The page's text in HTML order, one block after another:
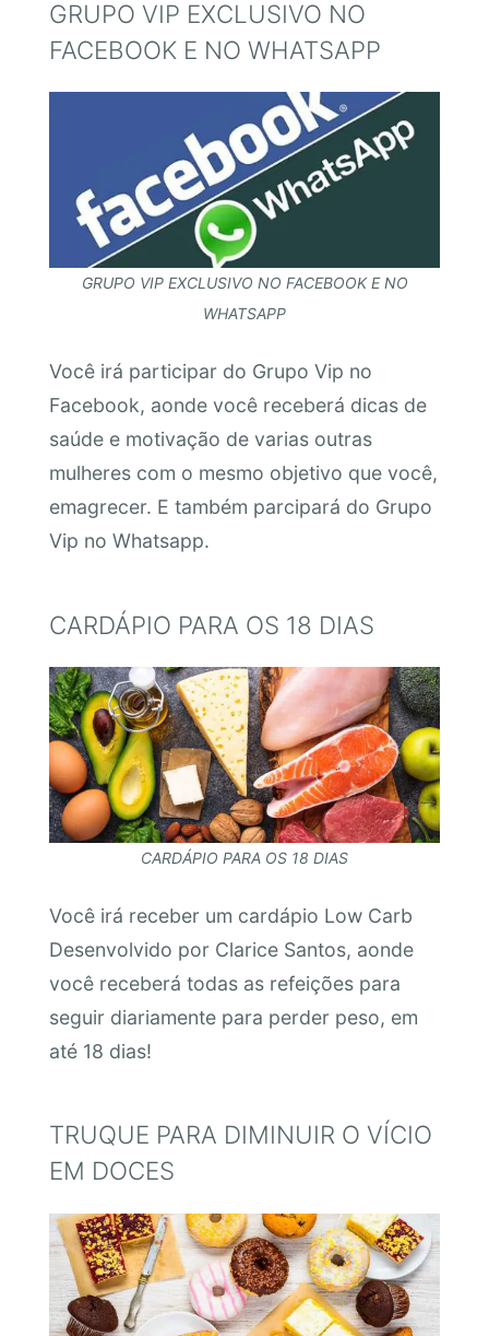
GRUPO VIP EXCLUSIVO NO
FACEBOOK E NO WHATSAPP
GRUPO VIP EXCLUSIVO NO FACEBOOK E NO
WHATSAPP
Você irá participar do Grupo Vip no
Facebook, aonde você receberá dicas de
saúde e motivação de varias outras
mulheres com o mesmo objetivo que você,
emagrecer. E também parcipará do Grupo
Vip no Whatsapp.
CARDÁPIO PARA OS 18 DIAS
CARDÁPIO PARA OS 18 DIAS
Você irá receber um cardápio Low Carb
Desenvolvido por Clarice Santos, aonde
você receberá todas as refeições para
seguir diariamente para perder peso, em
até 18 dias!
TRUQUE PARA DIMINUIR O VÍCIO
EM DOCES